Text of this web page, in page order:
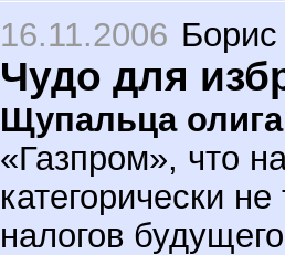
16.11.2006
Чудо для
Щупальца
«Газпром», что
категорически
налогов